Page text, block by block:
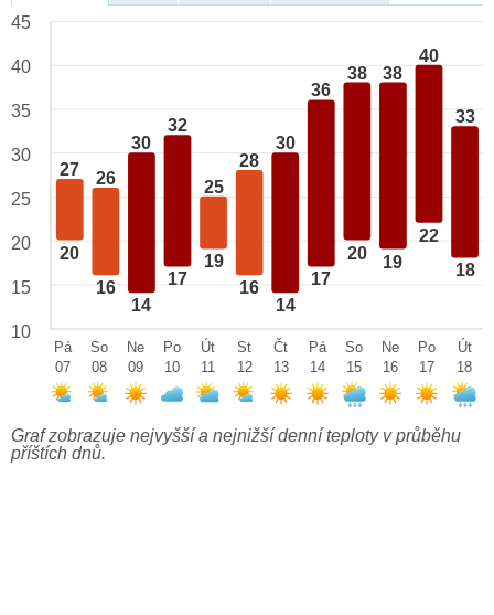
27
20
26
16
30
14
32
17
25
19
28
16
30
14
36
17
38
20
38
19
40
22
33
18
45
40
35
30
25
20
15
10
Pá
07
So
08
Ne
09
Po
10
Út
11
St
12
Čt
13
Pá
14
So
15
Ne
16
Po
17
Út
18
Graf zobrazuje nejvyšší a nejnižší denní teploty v průběhu
příštích dnů.